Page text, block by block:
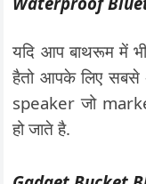
यदि आप बाथरूम में
हैतो आपके लिए
speaker जो
हो जाते है.